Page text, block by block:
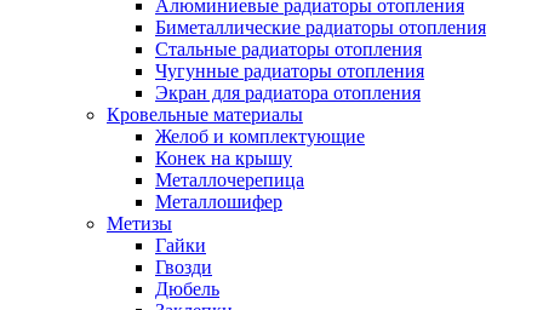
Алюминиевые радиаторы отопления
Биметаллические радиаторы отопления
Стальные радиаторы отопления
Чугунные радиаторы отопления
Экран для радиатора отопления
Кровельные материалы
Желоб и комплектующие
Конек на крышу
Металлочерепица
Металлошифер
Метизы
Гайки
Гвозди
Дюбель